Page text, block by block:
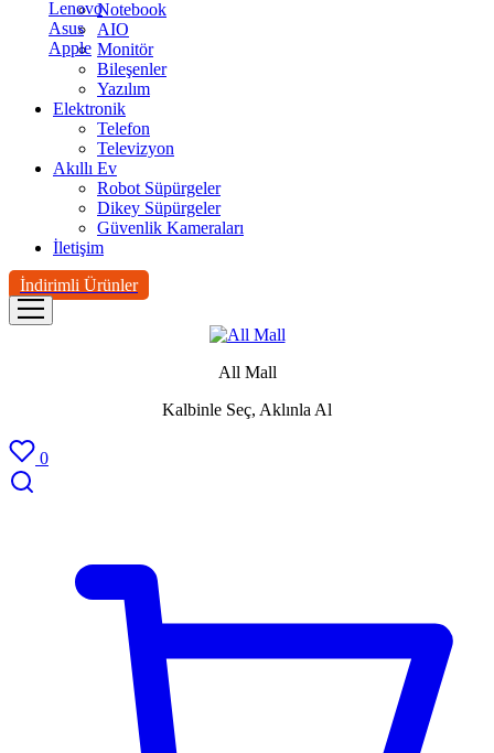
Lenovo
Asus
Apple
Notebook
AIO
Monitör
Bileşenler
Yazılım
Elektronik
Telefon
Televizyon
Akıllı Ev
Robot Süpürgeler
Dikey Süpürgeler
Güvenlik Kameraları
İletişim
İndirimli Ürünler
All Mall
Kalbinle Seç, Aklınla Al
0